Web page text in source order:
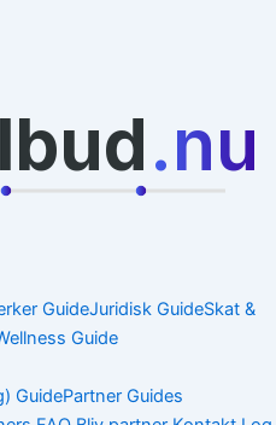
.nu
GuideJuridisk GuideSkat &
Guide
GuidePartner Guides